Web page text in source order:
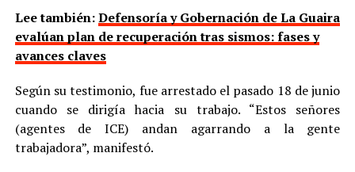
Lee también:Defensoría y Gobernación de La Guaira
evalúan plan de recuperación tras sismos: fases y
avances claves
Según su testimonio, fue arrestado el pasado 18 de junio
cuando se dirigía hacia su trabajo. “Estos señores
(agentes de ICE) andan agarrando a la gente
trabajadora”, manifestó.